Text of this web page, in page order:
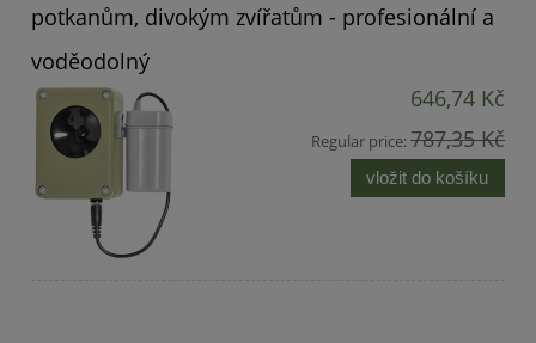
potkanům, divokým zvířatům - profesionální a
voděodolný
646,74 Kč
Regular price:787,35 Kč
vložit do košíku